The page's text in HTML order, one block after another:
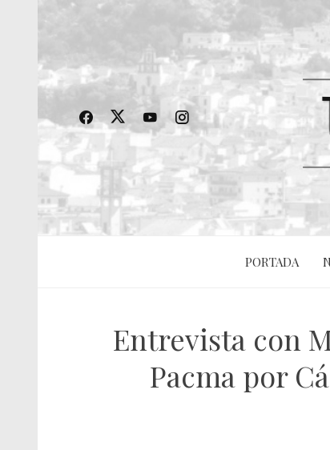
PORTADA
Entrevista con
Pacma por